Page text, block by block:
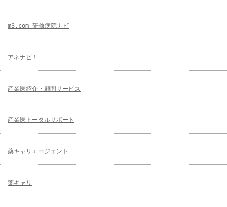
m3.com 研修病院ナビ
アネナビ！
産業医紹介・顧問サービス
産業医トータルサポート
薬キャリエージェント
薬キャリ